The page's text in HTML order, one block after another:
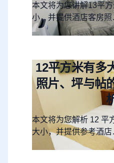
本文将为您讲解13平
小，并提供酒店客房
12平方米有多
照片、坪与帖
本文将为您解析 12 平
大小，并提供参考酒